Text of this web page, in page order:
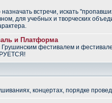
встречи, искать
для учебных и творческих
и Платформа
Грушинским фестивалем и
концертах, порядке